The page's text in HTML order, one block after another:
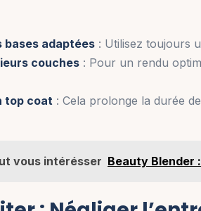
bases adaptées : Utilisez toujours
couches : Pour un rendu
top coat : Cela prolonge la durée
vous intérésser Beauty Blender